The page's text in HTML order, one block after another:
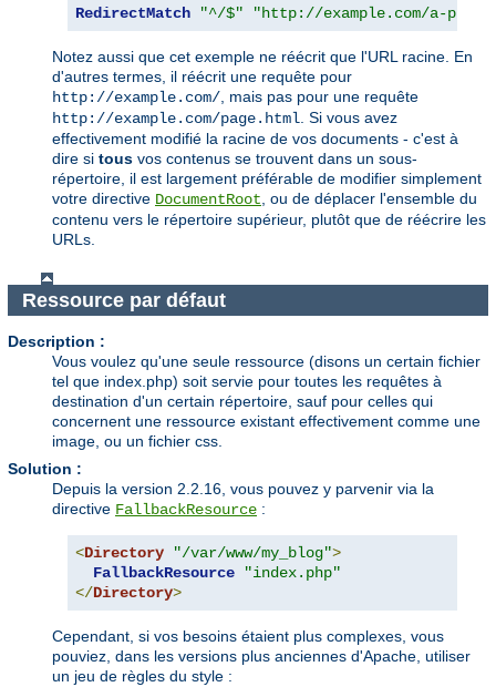
RedirectMatch "^/$" "http://example.com/a-
Notez aussi que cet exemple ne réécrit que l'URL racine. En
d'autres termes, il réécrit une requête pour
http://example.com/ , mais pas pour une requête
http://example.com/page.html . Si vous avez
effectivement modifié la racine de vos documents - c'est à
dire si tous vos contenus se trouvent dans un sous-
répertoire, il est largement préférable de modifier simplement
votre directive DocumentRoot , ou de déplacer l'ensemble du
contenu vers le répertoire supérieur, plutôt que de réécrire les
URLs.
Ressource par défaut
Description :
Vous voulez qu'une seule ressource (disons un certain fichier
tel que index.php) soit servie pour toutes les requêtes à
destination d'un certain répertoire, sauf pour celles qui
concernent une ressource existant effectivement comme une
image, ou un fichier css.
Solution :
Depuis la version 2.2.16, vous pouvez y parvenir via la
directive FallbackResource :
<Directory "/var/www/my_blog">
FallbackResource
"index.php"
</Directory>
Cependant, si vos besoins étaient plus complexes, vous
pouviez, dans les versions plus anciennes d'Apache, utiliser
un jeu de règles du style :